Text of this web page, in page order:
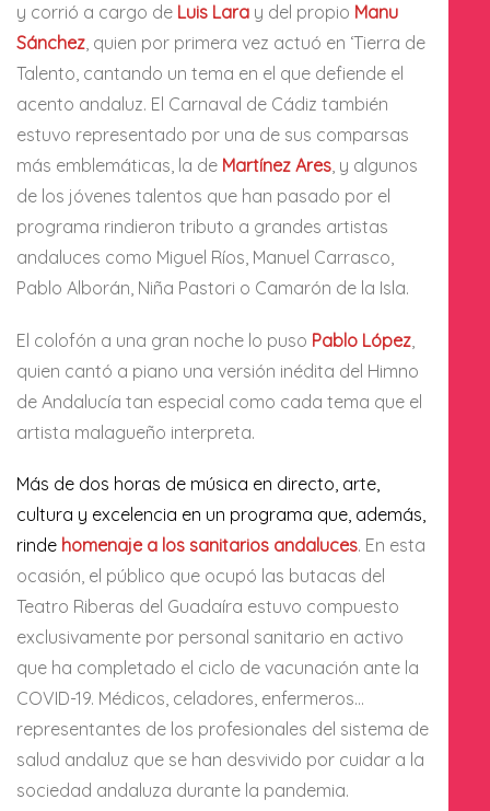
y corrió a cargo de Luis Lara y del propio Manu
Sánchez, quien por primera vez actuó en ‘Tierra de
Talento, cantando un tema en el que defiende el
acento andaluz. El Carnaval de Cádiz también
estuvo representado por una de sus comparsas
más emblemáticas, la de Martínez Ares, y algunos
de los jóvenes talentos que han pasado por el
programa rindieron tributo a grandes artistas
andaluces como Miguel Ríos, Manuel Carrasco,
Pablo Alborán, Niña Pastori o Camarón de la Isla.
El colofón a una gran noche lo puso Pablo López
quien cantó a piano una versión inédita del Himno
de Andalucía tan especial como cada tema que el
artista malagueño interpreta.
Más de dos horas de música en directo, arte,
cultura y excelencia en un programa que, además,
rinde homenaje a los sanitarios andaluces. En esta
ocasión, el público que ocupó las butacas del
Teatro Riberas del Guadaíra estuvo compuesto
exclusivamente por personal sanitario en activo
que ha completado el ciclo de vacunación ante la
COVID-19. Médicos, celadores, enfermeros…
representantes de los profesionales del sistema de
salud andaluz que se han desvivido por cuidar a la
sociedad andaluza durante la pandemia.